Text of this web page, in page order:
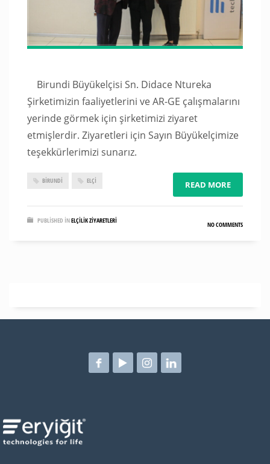
Birundi Büyükelçisi Sn. Didace Ntureka
Şirketimizin faaliyetlerini ve AR-GE çalışmalarını
yerinde görmek için şirketimizi ziyaret
etmişlerdir. Ziyaretleri için Sayın Büyükelçimize
teşekkürlerimizi sunarız.
BİRUNDİ ELÇI READ MORE
PUBLISHED INELÇILIK ZIYARETLERI NO COMMENTS